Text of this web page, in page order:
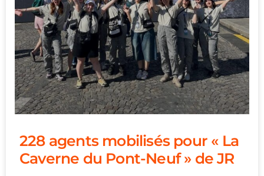
228 agents mobilisés pour « La
Caverne du Pont-Neuf » de JR